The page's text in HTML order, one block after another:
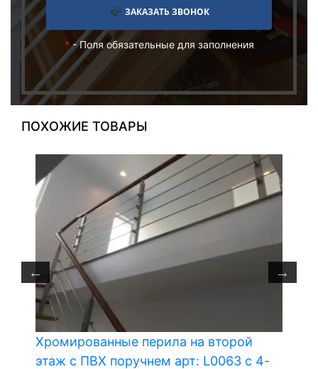
ЗАКАЗАТЬ ЗВОНОК
*- Поля обязательные для заполнения
ПОХОЖИЕ ТОВАРЫ
Хромированные перила на второй
этаж с ПВХ поручнем арт: L0063 с 4-